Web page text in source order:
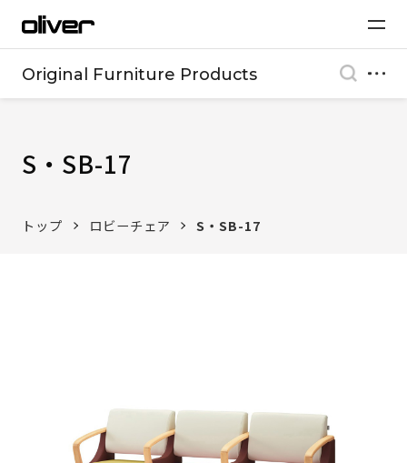
Original Furniture Products
S・SB-17
トップ ロビーチェア S・SB-17